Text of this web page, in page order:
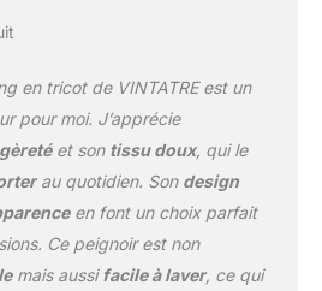
enlever. 【Sentiments】:
conçus pour tomber
magnifiquement autour
de la tige pour leur
donner un attrait sexy. Et
il peut garder votre corps
au chaud après le bain
ou pendant une journée
en tricot de VINTATRE est un
pour moi. J’apprécie
et son tissu doux, qui le
au quotidien. Son design
en font un choix parfait
Ce peignoir est non
mais aussifacile à laver, ce qui